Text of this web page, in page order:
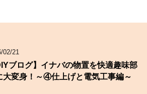
02/21
ブログ】イナバの物置を快適趣味部
大変身！～④仕上げと電気工事編～